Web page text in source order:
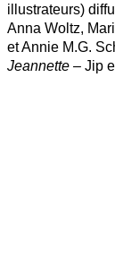
illustrateurs)
Anna Woltz,
et Annie M.G.
Jeannette – Jip